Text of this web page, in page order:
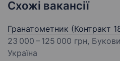
Схожі вакансії
Гранатометник (Контракт
23 000 – 125 000 грн,
Україна